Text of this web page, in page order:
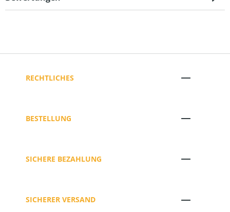
RECHTLICHES
BESTELLUNG
SICHERE BEZAHLUNG
SICHERER VERSAND